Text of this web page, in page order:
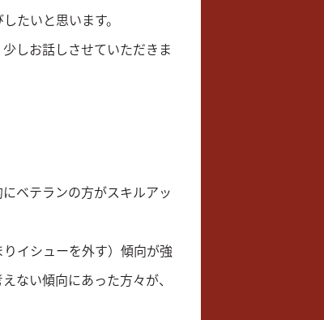
たいと思います。
しお話しさせていただきま
ベテランの方がスキルアッ
イシューを外す）傾向が強
ない傾向にあった方々が、